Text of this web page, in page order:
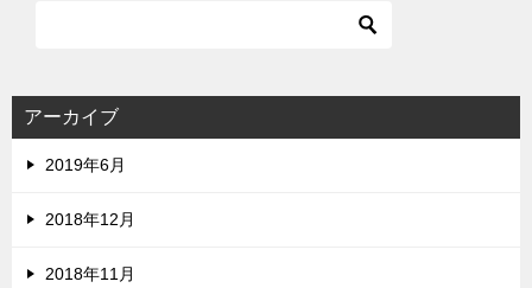
アーカイブ
2019年6月
2018年12月
2018年11月